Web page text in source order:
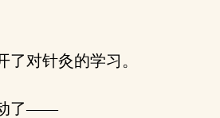
对针灸的学习。
了——